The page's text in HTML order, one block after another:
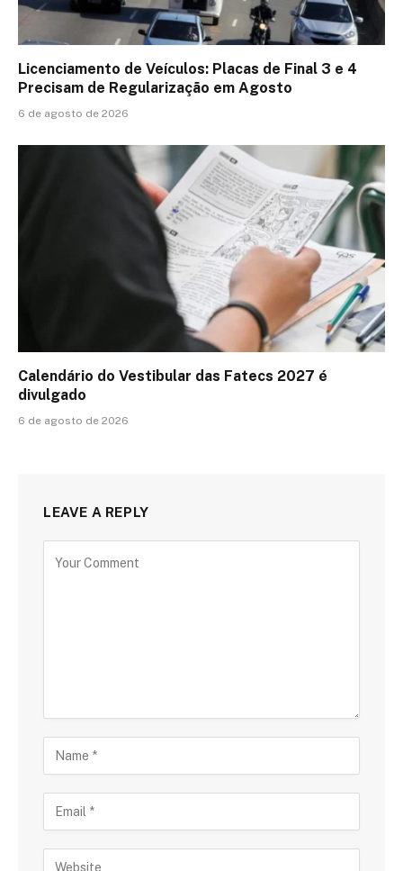
Licenciamento de Veículos: Placas de Final 3 e 4
Precisam de Regularização em Agosto
6 de agosto de 2026
Calendário do Vestibular das Fatecs 2027 é
divulgado
6 de agosto de 2026
LEAVE A REPLY